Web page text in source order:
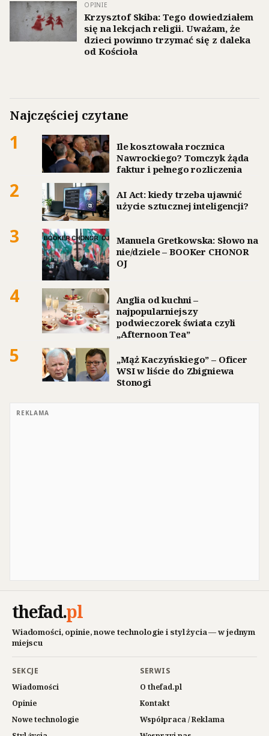
OPINIE
Krzysztof Skiba: Tego dowiedziałem
się na lekcjach religii. Uważam, że
dzieci powinno trzymać się z daleka
od Kościoła
Najczęściej czytane
1
Ile kosztowała rocznica
Nawrockiego? Tomczyk żąda
faktur i pełnego rozliczenia
2
AI Act: kiedy trzeba ujawnić
użycie sztucznej inteligencji?
3
Manuela Gretkowska: Słowo na
nie/dziele – BOOKer CHONOR
OJ
4
Anglia od kuchni –
najpopularniejszy
podwieczorek świata czyli
„Afternoon Tea”
5
„Mąż Kaczyńskiego” – Oficer
WSI w liście do Zbigniewa
Stonogi
REKLAMA
thefad.pl
Wiadomości, opinie, nowe technologie i styl życia — w jednym
miejscu
SEKCJE
Wiadomości
Opinie
Nowe technologie
SERWIS
O thefad.pl
Kontakt
Współpraca / Reklama